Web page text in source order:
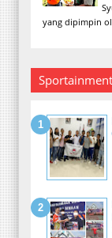
yang dipimpin
Sportainment